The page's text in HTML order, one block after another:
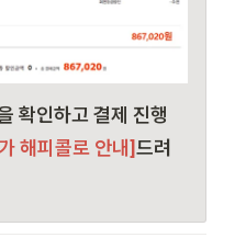
확인하고 결제 진행
해피콜로 안내]드려